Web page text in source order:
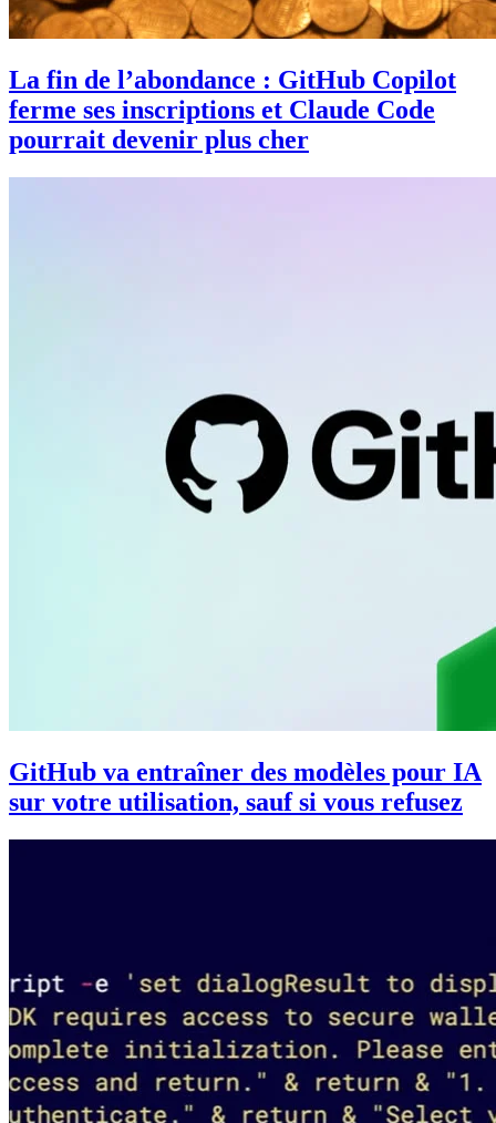
La fin de l’abondance : GitHub Copilot
ferme ses inscriptions et Claude Code
pourrait devenir plus cher
GitHub va entraîner des modèles pour IA
sur votre utilisation, sauf si vous refusez